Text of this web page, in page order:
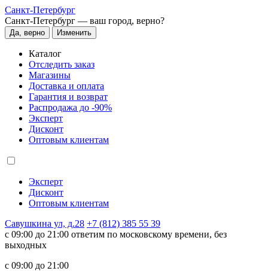
Санкт-Петербург
Санкт-Петербург — ваш город, верно?
Да, верно Изменить
Каталог
Отследить заказ
Магазины
Доставка и оплата
Гарантия и возврат
Распродажа до -90%
Эксперт
Дисконт
Оптовым клиентам
Эксперт
Дисконт
Оптовым клиентам
Савушкина ул, д.28 +7 (812) 385 55 39
c 09:00 до 21:00 ответим по московскому времени, без
выходных
c 09:00 до 21:00